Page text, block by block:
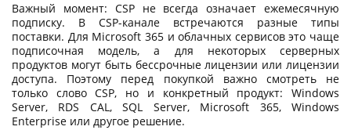
Важный момент: CSP не всегда означает ежемесячную
подписку. В CSP-канале встречаются разные типы
поставки. Для Microsoft 365 и облачных сервисов это чаще
подписочная модель, а для некоторых серверных
продуктов могут быть бессрочные лицензии или лицензии
доступа. Поэтому перед покупкой важно смотреть не
только слово CSP, но и конкретный продукт: Windows
Server, RDS CAL, SQL Server, Microsoft 365, Windows
Enterprise или другое решение.